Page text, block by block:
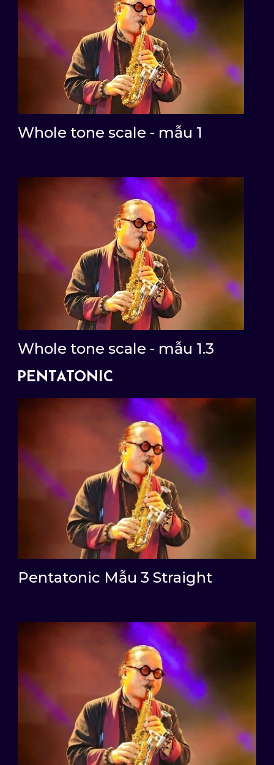
Whole tone scale - mẫu 1
Whole tone scale - mẫu 1.3
PENTATONIC
Pentatonic Mẫu 3 Straight